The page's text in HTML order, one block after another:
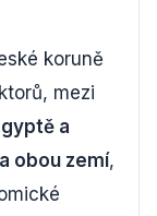
koruně
mezi
a
obou zemí,